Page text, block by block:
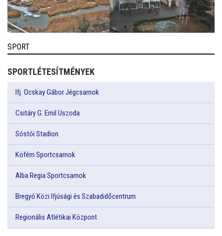
SPORT
SPORTLÉTESÍTMÉNYEK
Ifj. Ocskay Gábor Jégcsarnok
Csitáry G. Emil Uszoda
Sóstói Stadion
Köfém Sportcsarnok
Alba Regia Sportcsarnok
Bregyó Közi Ifjúsági és Szabadidőcentrum
Regionális Atlétikai Központ